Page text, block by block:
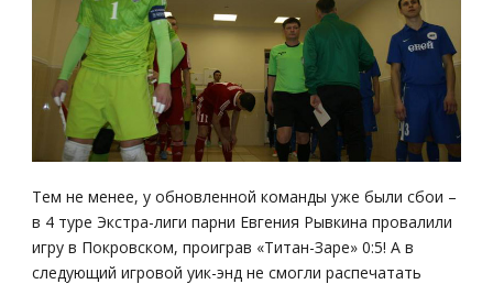
Тем не менее, у обновленной команды уже были сбои –
в 4 туре Экстра-лиги парни Евгения Рывкина провалили
игру в Покровском, проиграв «Титан-Заре» 0:5! А в
следующий игровой уик-энд не смогли распечатать